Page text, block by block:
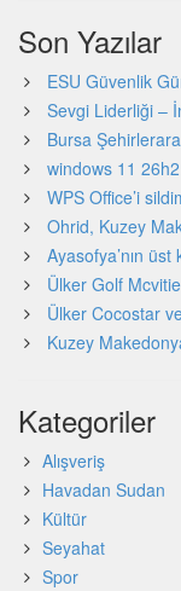
Son Yazılar
ESU Güvenlik
Sevgi Liderliği –
Bursa
windows 11 26h2
WPS Office’i
Ohrid, Kuzey
Ayasofya’nın üst
Ülker Golf
Ülker Cocostar
Kuzey
Kategoriler
Alışveriş
Havadan Sudan
Kültür
Seyahat
Spor